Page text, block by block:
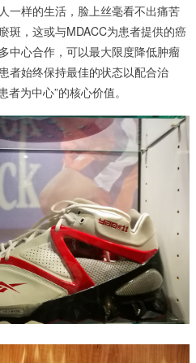
一样的生活，脸上丝毫看不出痛苦
斑，这或与MDACC为患者提供的癌
中心合作，可以最大限度降低肿瘤
者始终保持最佳的状态以配合治
为中心”的核心价值。